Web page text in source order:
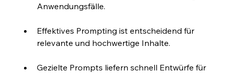
Anwendungsfälle.
Effektives Prompting ist entscheidend für
relevante und hochwertige Inhalte.
Gezielte Prompts liefern schnell Entwürfe für